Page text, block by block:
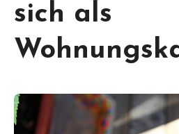
sich als